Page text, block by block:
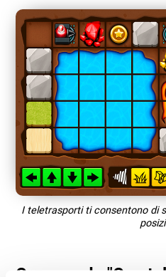
I teletrasporti ti consentono di